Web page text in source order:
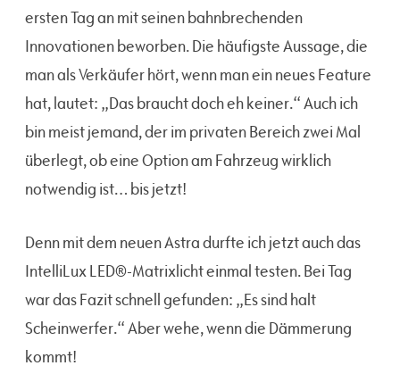
ersten Tag an mit seinen bahnbrechenden
Innovationen beworben. Die häufigste Aussage, die
man als Verkäufer hört, wenn man ein neues Feature
hat, lautet: „Das braucht doch eh keiner.“ Auch ich
bin meist jemand, der im privaten Bereich zwei Mal
überlegt, ob eine Option am Fahrzeug wirklich
notwendig ist… bis jetzt!
Denn mit dem neuen Astra durfte ich jetzt auch das
IntelliLux LED®-Matrixlicht einmal testen. Bei Tag
war das Fazit schnell gefunden: „Es sind halt
Scheinwerfer.“ Aber wehe, wenn die Dämmerung
kommt!